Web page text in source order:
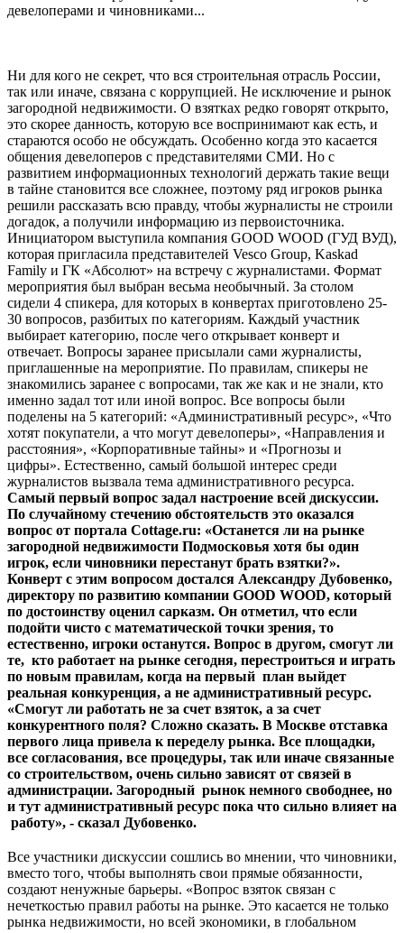
девелоперами и чиновниками...
Ни для кого не секрет, что вся строительная отрасль России,
так или иначе, связана с коррупцией. Не исключение и рынок
загородной недвижимости. О взятках редко говорят открыто,
это скорее данность, которую все воспринимают как есть, и
стараются особо не обсуждать. Особенно когда это касается
общения девелоперов с представителями СМИ. Но с
развитием информационных технологий держать такие вещи
в тайне становится все сложнее, поэтому ряд игроков рынка
решили рассказать всю правду, чтобы журналисты не строили
догадок, а получили информацию из первоисточника.
Инициатором выступила компания GOOD WOOD (ГУД ВУД),
которая пригласила представителей Vesco Group, Kaskad
Family и ГК «Абсолют» на встречу с журналистами. Формат
мероприятия был выбран весьма необычный. За столом
сидели 4 спикера, для которых в конвертах приготовлено 25-
30 вопросов, разбитых по категориям. Каждый участник
выбирает категорию, после чего открывает конверт и
отвечает. Вопросы заранее присылали сами журналисты,
приглашенные на мероприятие. По правилам, спикеры не
знакомились заранее с вопросами, так же как и не знали, кто
именно задал тот или иной вопрос. Все вопросы были
поделены на 5 категорий: «Административный ресурс», «Что
хотят покупатели, а что могут девелоперы», «Направления и
расстояния», «Корпоративные тайны» и «Прогнозы и
цифры». Естественно, самый большой интерес среди
журналистов вызвала тема административного ресурса.
Самый первый вопрос задал настроение всей дискуссии.
По случайному стечению обстоятельств это оказался
вопрос от портала Cottage.ru: «Останется ли на рынке
загородной недвижимости Подмосковья хотя бы один
игрок, если чиновники перестанут брать взятки?».
Конверт с этим вопросом достался Александру Дубовенко,
директору по развитию компании GOOD WOOD, который
по достоинству оценил сарказм. Он отметил, что если
подойти чисто с математической точки зрения, то
естественно, игроки останутся. Вопрос в другом, смогут ли
те, кто работает на рынке сегодня, перестроиться и играть
по новым правилам, когда на первый план выйдет
реальная конкуренция, а не административный ресурс.
«Смогут ли работать не за счет взяток, а за счет
конкурентного поля? Сложно сказать. В Москве отставка
первого лица привела к переделу рынка. Все площадки,
все согласования, все процедуры, так или иначе связанные
со строительством, очень сильно зависят от связей в
администрации. Загородный рынок немного свободнее, но
и тут административный ресурс пока что сильно влияет на
работу», - сказал Дубовенко.
Все участники дискуссии сошлись во мнении, что чиновники,
вместо того, чтобы выполнять свои прямые обязанности,
создают ненужные барьеры. «Вопрос взяток связан с
нечеткостью правил работы на рынке. Это касается не только
рынка недвижимости, но всей экономики, в глобальном